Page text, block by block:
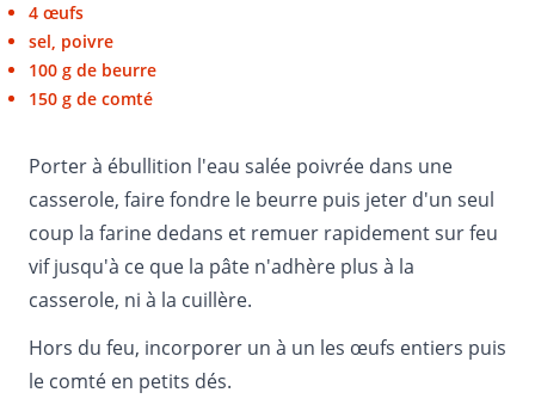
4 œufs
sel, poivre
100 g de beurre
150 g de comté
Porter à ébullition l'eau salée poivrée dans une
casserole, faire fondre le beurre puis jeter d'un seul
coup la farine dedans et remuer rapidement sur feu
vif jusqu'à ce que la pâte n'adhère plus à la
casserole, ni à la cuillère.
Hors du feu, incorporer un à un les œufs entiers puis
le comté en petits dés.